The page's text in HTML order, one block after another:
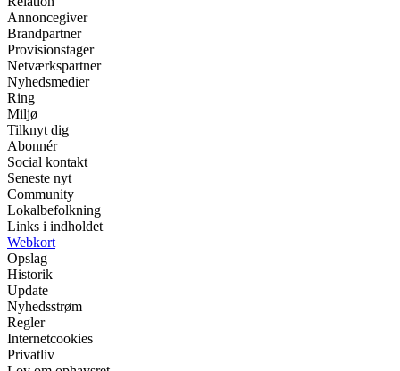
Annoncegiver
Brandpartner
Provisionstager
Netværkspartner
Nyhedsmedier
Ring
Miljø
Tilknyt dig
Abonnér
Social kontakt
Seneste nyt
Community
Lokalbefolkning
Links i indholdet
Webkort
Opslag
Historik
Update
Nyhedsstrøm
Regler
Internetcookies
Privatliv